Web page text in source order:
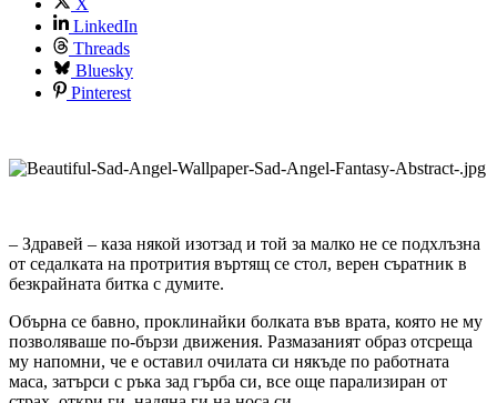
X
LinkedIn
Threads
Bluesky
Pinterest
– Здравей – каза някой изотзад и той за малко не се подхлъзна
от седалката на протрития въртящ се стол, верен съратник в
безкрайната битка с думите.
Обърна се бавно, проклинайки болката във врата, която не му
позволяваше по-бързи движения. Размазаният образ отсреща
му напомни, че е оставил очилата си някъде по работната
маса, затърси с ръка зад гърба си, все още парализиран от